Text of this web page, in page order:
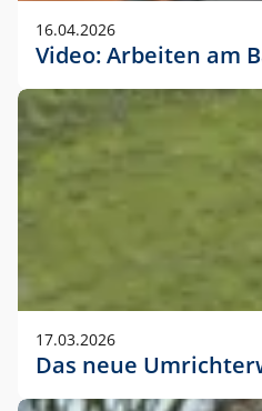
16.04.2026
Video: Arbeiten am
17.03.2026
Das neue